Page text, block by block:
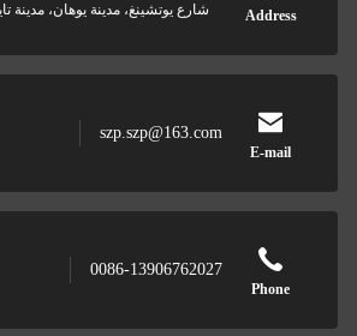
شارع يوتشينغ، مدينة يوهان، مدينة تايجو، مقاطعة تشجيانغ
szp.szp@163.com
0086-13906762027